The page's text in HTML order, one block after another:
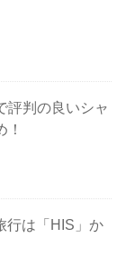
評判の良いシャ
！
行は「HIS」か